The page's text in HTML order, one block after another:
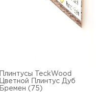
Плинтусы TeckWood
Цветной Плинтус Дуб
Бремен (75)